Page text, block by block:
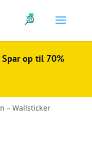
0
op til 70%
– Wallsticker